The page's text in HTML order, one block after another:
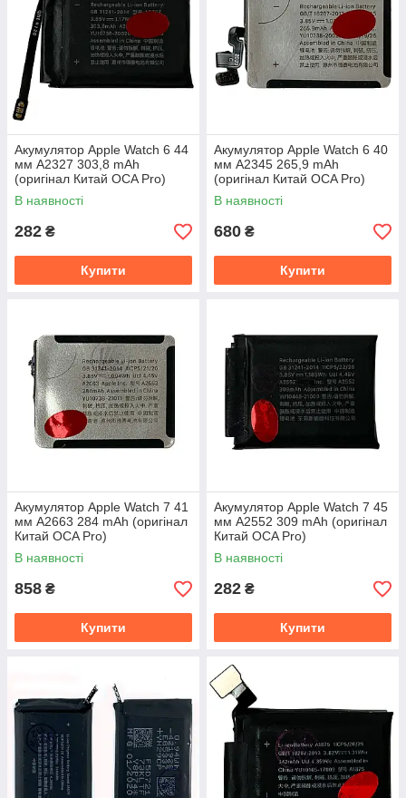
Акумулятор Apple Watch 6 44
мм A2327 303,8 mAh
(оригінал Китай OCA Pro)
В наявності
282 ₴
Купити
Акумулятор Apple Watch 6 40
мм A2345 265,9 mAh
(оригінал Китай OCA Pro)
В наявності
680 ₴
Купити
Акумулятор Apple Watch 7 41
мм A2663 284 mAh (оригінал
Китай OCA Pro)
В наявності
858 ₴
Купити
Акумулятор Apple Watch 7 45
мм A2552 309 mAh (оригінал
Китай OCA Pro)
В наявності
282 ₴
Купити